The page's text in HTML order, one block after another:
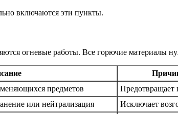
включаются эти пункты.
огневые работы. Все горючие материалы
предметов
Предотвращает
или нейтрализация
Исключает